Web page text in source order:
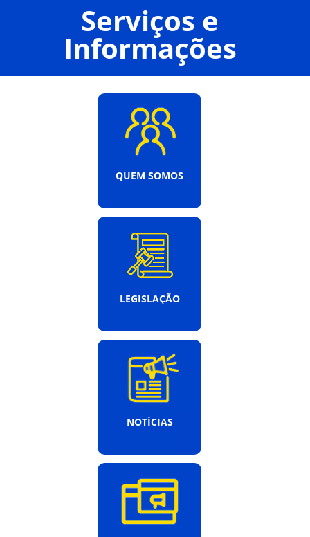
Serviços e
Informações
QUEM SOMOS
LEGISLAÇÃO
NOTÍCIAS